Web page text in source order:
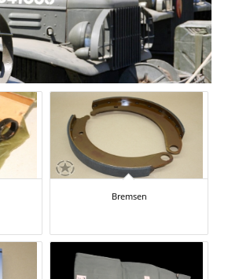
Bremsen